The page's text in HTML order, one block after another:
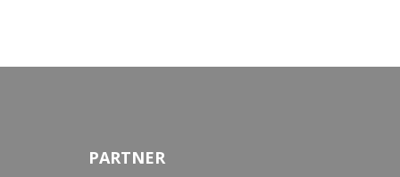
PARTNER